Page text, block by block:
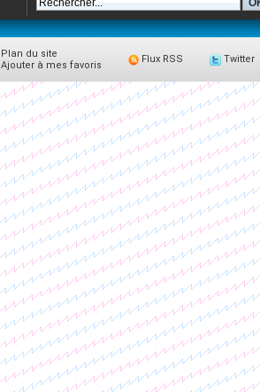
Plan du site
Ajouter à mes favoris
Flux RSS Twitter